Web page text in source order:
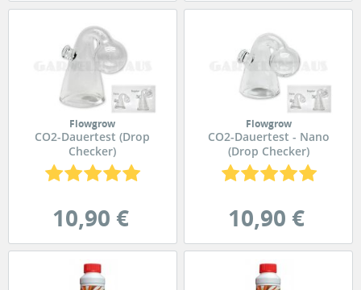
Flowgrow
CO2-Dauertest (Drop
Checker)
10,90 €
Flowgrow
CO2-Dauertest - Nano
(Drop Checker)
10,90 €